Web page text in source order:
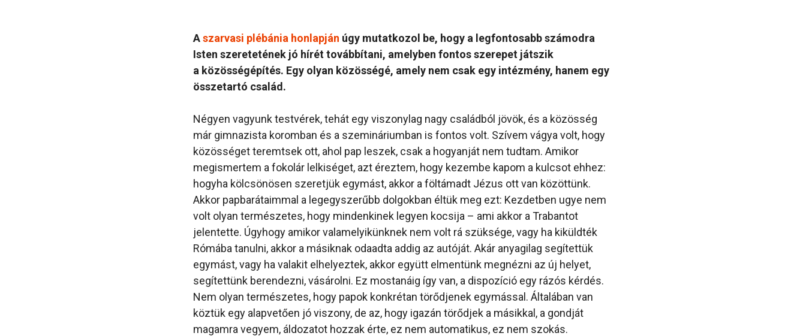
Aszarvasi plébánia honlapján úgy mutatkozol be, hogy a legfontosabb számodra
Isten szeretetének jó hírét továbbítani, amelyben fontos szerepet játszik
a közösségépítés. Egy olyan közösségé, amely nem csak egy intézmény, hanem egy
összetartó család.
Négyen vagyunk testvérek, tehát egy viszonylag nagy családból jövök, és a közösség
már gimnazista koromban és a szemináriumban is fontos volt. Szívem vágya volt, hogy
közösséget teremtsek ott, ahol pap leszek, csak a hogyanját nem tudtam. Amikor
megismertem a fokolár lelkiséget, azt éreztem, hogy kezembe kapom a kulcsot ehhez:
hogyha kölcsönösen szeretjük egymást, akkor a föltámadt Jézus ott van közöttünk.
Akkor papbarátaimmal a legegyszerűbb dolgokban éltük meg ezt: Kezdetben ugye nem
volt olyan természetes, hogy mindenkinek legyen kocsija – ami akkor a Trabantot
jelentette. Úgyhogy amikor valamelyikünknek nem volt rá szüksége, vagy ha kiküldték
Rómába tanulni, akkor a másiknak odaadta addig az autóját. Akár anyagilag segítettük
egymást, vagy ha valakit elhelyeztek, akkor együtt elmentünk megnézni az új helyet,
segítettünk berendezni, vásárolni. Ez mostanáig így van, a dispozíció egy rázós kérdés.
Nem olyan természetes, hogy papok konkrétan törődjenek egymással. Általában van
köztük egy alapvetően jó viszony, de az, hogy igazán törődjek a másikkal, a gondját
magamra vegyem, áldozatot hozzak érte, ez nem automatikus, ez nem szokás.